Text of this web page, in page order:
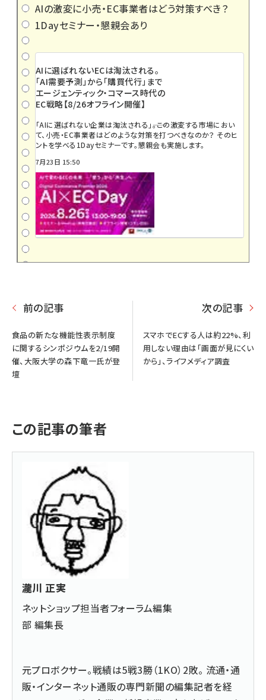
AIの激変に小売・EC事業者はどう対策すべき？
1Dayセミナー・懇親会あり
AIに選ばれないECは淘汰される。
「AI需要予測」から「購買代行」まで
エージェンティック・コマース時代の
EC戦略【8/26オフライン開催】
「AIに選ばれない企業は淘汰される」――。この激変する市場におい
て、小売・EC事業者はどのような対策を打つべきなのか？ そのヒ
ントを学べる1Dayセミナーです。懇親会も実施します。
7月23日 15:50
前の記事
食品の新たな機能性表示制度
に関するシンポジウムを2/19開
催、大阪大学の森下竜一氏が登
壇
次の記事
スマホでECする人は約22%、利
用しない理由は「画面が見にくい
から」、ライフメディア調査
この記事の筆者
瀧川 正実
ネットショップ担当者フォーラム編集
部 編集長
元プロボクサー。戦績は5戦3勝（1KO）2敗。 流通・通
販・インターネット通販の専門新聞の編集記者を経